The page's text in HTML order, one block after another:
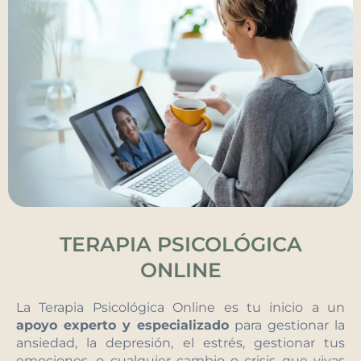
TERAPIA PSICOLÓGICA
ONLINE
La Terapia Psicológica Online es tu inicio a un
apoyo experto y especializado para gestionar la
ansiedad, la depresión, el estrés, gestionar tus